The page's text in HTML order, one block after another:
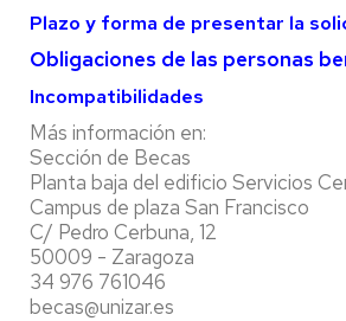
Plazo y forma de presentar la
Obligaciones de las personas
Incompatibilidades
Más información en:
Sección de Becas
Planta baja del edificio Servicios
Campus de plaza San Francisco
C/ Pedro Cerbuna, 12
50009 - Zaragoza
34 976 761046
becas@unizar.es